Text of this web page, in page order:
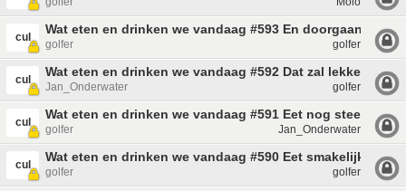
cul
Wat eten en drinken we vandaag #593 En doorgaan met
golfer golfer
cul
Wat eten en drinken we vandaag #592 Dat zal lekker
Jan_Onderwater golfer
cul
Wat eten en drinken we vandaag #591 Eet nog steeds
golfer Jan_Onderwater
cul
Wat eten en drinken we vandaag #590 Eet smakelijk!
golfer golfer